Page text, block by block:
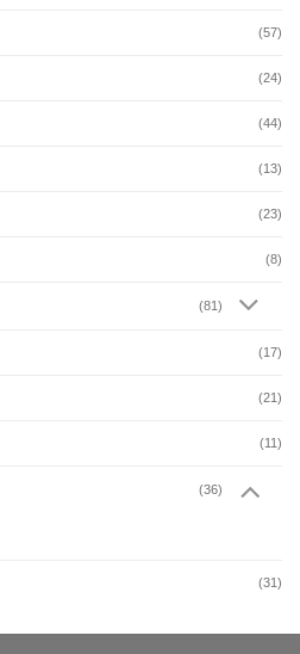
(57)
(24)
(44)
(13)
(23)
(8)
(81)
(17)
(21)
(11)
(36)
(31)